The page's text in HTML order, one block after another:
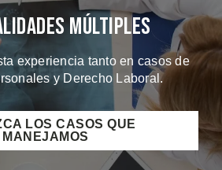
Múltiples
experiencia tanto en casos de
y Derecho Laboral.
LOS CASOS QUE
MANEJAMOS